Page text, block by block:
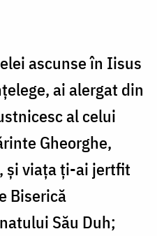
ascunse în Iisus
ai alergat din
al celui
Gheorghe,
și viața ți-ai jertfit
Biserică
Său Duh;